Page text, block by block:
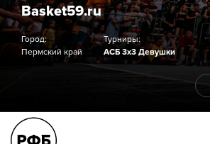
Basket59.ru
Город:
Пермский край
Турниры:
АСБ 3х3 Девушки